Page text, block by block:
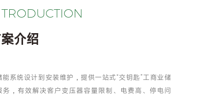
介绍
能系统设计到安装维护，提供一站式“交钥匙”工商业储
务，有效解决客户变压器容量限制、电费高、停电问